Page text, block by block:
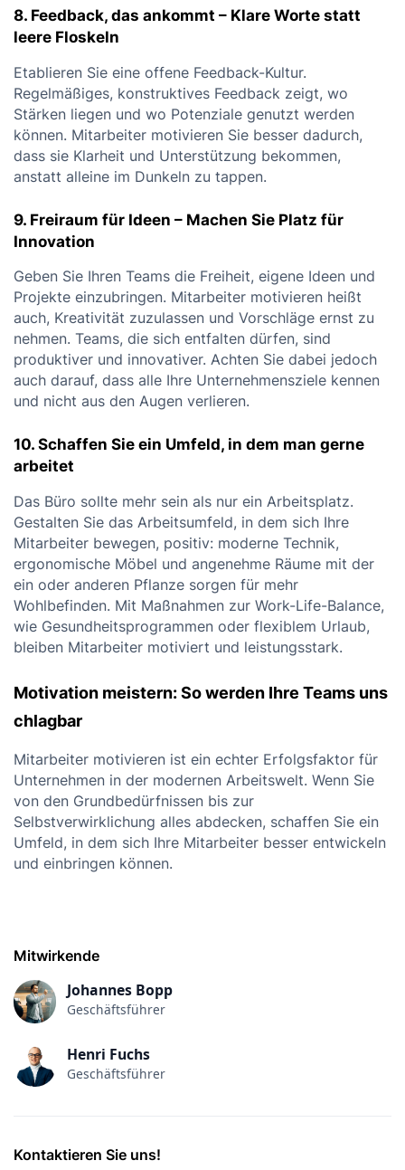
Mitwirkende
Johannes Bopp
Geschäftsführer
Henri Fuchs
Geschäftsführer
Kontaktieren Sie uns!
8. Feedback, das ankommt – Klare Worte statt
leere Floskeln
Etablieren Sie eine offene Feedback-Kultur.
Regelmäßiges, konstruktives Feedback zeigt, wo
Stärken liegen und wo Potenziale genutzt werden
können. Mitarbeiter motivieren Sie besser dadurch,
dass sie Klarheit und Unterstützung bekommen,
anstatt alleine im Dunkeln zu tappen.
9. Freiraum für Ideen – Machen Sie Platz für
Innovation
Geben Sie Ihren Teams die Freiheit, eigene Ideen und
Projekte einzubringen. Mitarbeiter motivieren heißt
auch, Kreativität zuzulassen und Vorschläge ernst zu
nehmen. Teams, die sich entfalten dürfen, sind
produktiver und innovativer. Achten Sie dabei jedoch
auch darauf, dass alle Ihre Unternehmensziele kennen
und nicht aus den Augen verlieren.
10. Schaffen Sie ein Umfeld, in dem man gerne
arbeitet
Das Büro sollte mehr sein als nur ein Arbeitsplatz.
Gestalten Sie das Arbeitsumfeld, in dem sich Ihre
Mitarbeiter bewegen, positiv: moderne Technik,
ergonomische Möbel und angenehme Räume mit der
ein oder anderen Pflanze sorgen für mehr
Wohlbefinden. Mit Maßnahmen zur Work-Life-Balance,
wie Gesundheitsprogrammen oder flexiblem Urlaub,
bleiben Mitarbeiter motiviert und leistungsstark.
Motivation meistern: So werden Ihre Teams uns
chlagbar
Mitarbeiter motivieren ist ein echter Erfolgsfaktor für
Unternehmen in der modernen Arbeitswelt. Wenn Sie
von den Grundbedürfnissen bis zur
Selbstverwirklichung alles abdecken, schaffen Sie ein
Umfeld, in dem sich Ihre Mitarbeiter besser entwickeln
und einbringen können.